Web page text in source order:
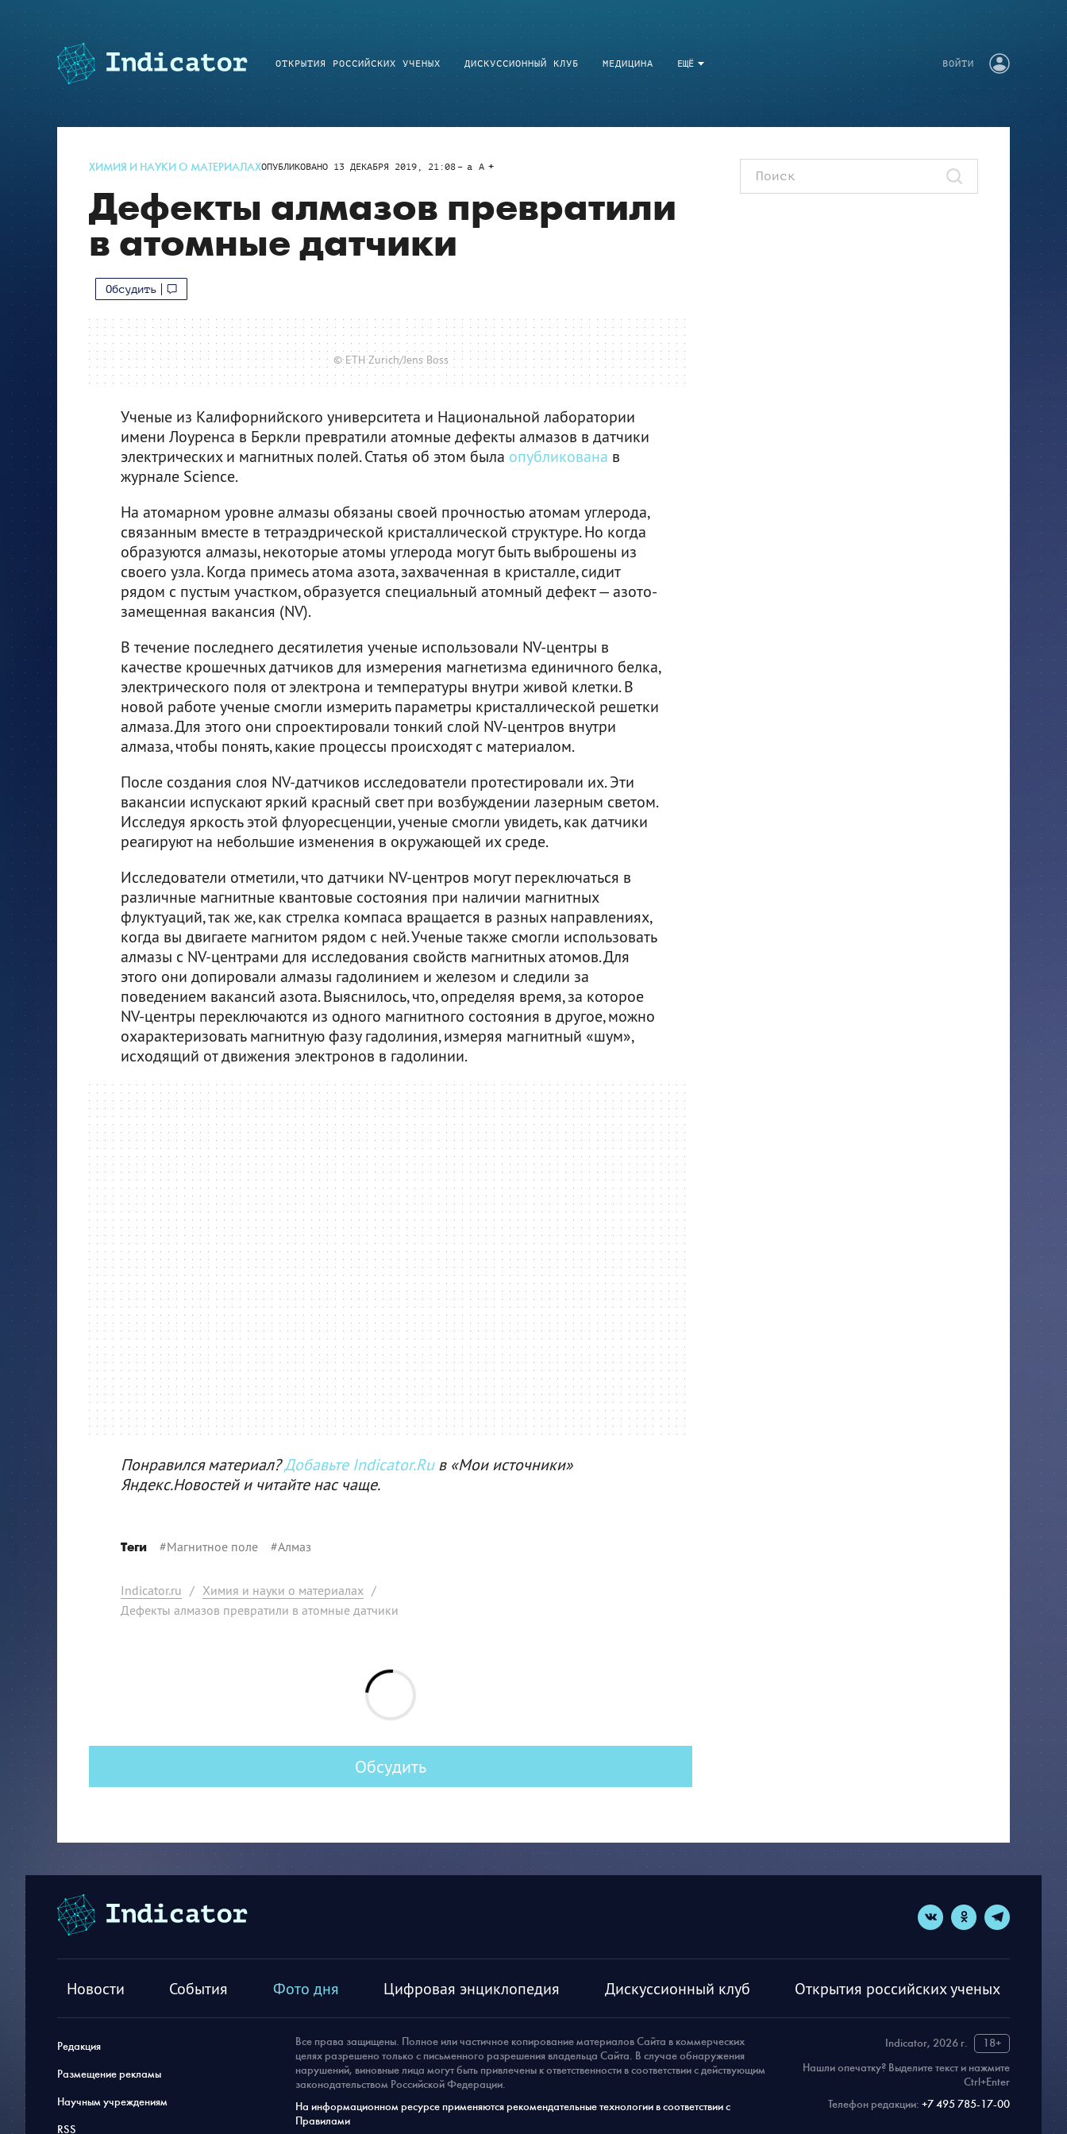
ЕЩЁ
ОТКРЫТИЯ РОССИЙСКИХ УЧЕНЫХ ДИСКУССИОННЫЙ КЛУБ МЕДИЦИНА ВОЙТИ
ХИМИЯ И НАУКИ О МАТЕРИАЛАХОПУБЛИКОВАНО 13 ДЕКАБРЯ 2019, 21:08 a A
Дефекты алмазов превратили
в атомные датчики
Обсудить
© ETH Zurich/Jens Boss
Ученые из Калифорнийского университета и Национальной лаборатории
имени Лоуренса в Беркли превратили атомные дефекты алмазов в датчики
электрических и магнитных полей. Статья об этом была опубликована в
журнале Science.
На атомарном уровне алмазы обязаны своей прочностью атомам углерода,
связанным вместе в тетраэдрической кристаллической структуре. Но когда
образуются алмазы, некоторые атомы углерода могут быть выброшены из
своего узла. Когда примесь атома азота, захваченная в кристалле, сидит
рядом с пустым участком, образуется специальный атомный дефект — азото-
замещенная вакансия (NV).
В течение последнего десятилетия ученые использовали NV-центры в
качестве крошечных датчиков для измерения магнетизма единичного белка,
электрического поля от электрона и температуры внутри живой клетки. В
новой работе ученые смогли измерить параметры кристаллической решетки
алмаза. Для этого они спроектировали тонкий слой NV-центров внутри
алмаза, чтобы понять, какие процессы происходят с материалом.
После создания слоя NV-датчиков исследователи протестировали их. Эти
вакансии испускают яркий красный свет при возбуждении лазерным светом.
Исследуя яркость этой флуоресценции, ученые смогли увидеть, как датчики
реагируют на небольшие изменения в окружающей их среде.
Исследователи отметили, что датчики NV-центров могут переключаться в
различные магнитные квантовые состояния при наличии магнитных
флуктуаций, так же, как стрелка компаса вращается в разных направлениях,
когда вы двигаете магнитом рядом с ней. Ученые также смогли использовать
алмазы с NV-центрами для исследования свойств магнитных атомов. Для
этого они допировали алмазы гадолинием и железом и следили за
поведением вакансий азота. Выяснилось, что, определяя время, за которое
NV-центры переключаются из одного магнитного состояния в другое, можно
охарактеризовать магнитную фазу гадолиния, измеряя магнитный «шум»,
исходящий от движения электронов в гадолинии.
Понравился материал?Добавьте Indicator.Ruв «Мои источники»
Яндекс.Новостей и читайте нас чаще.
Теги #Магнитное поле #Алмаз
Indicator.ru / Химия и науки о материалах /
Дефекты алмазов превратили в атомные датчики
Обсудить
Новости События Фото дня Цифровая энциклопедия Дискуссионный клуб Открытия российских ученых
Редакция
Размещение рекламы
Научным учреждениям
RSS
Indicator, 2026 г.
18+
Нашли опечатку? Выделите текст и нажмите
Ctrl+Enter
Телефон редакции: +7 495 785-17-00
Все права защищены. Полное или частичное копирование материалов Сайта в коммерческих
целях разрешено только с письменного разрешения владельца Сайта. В случае обнаружения
нарушений, виновные лица могут быть привлечены к ответственности в соответствии с действующим
законодательством Российской Федерации.
На информационном ресурсе применяются рекомендательные технологии в соответствии с
Правилами